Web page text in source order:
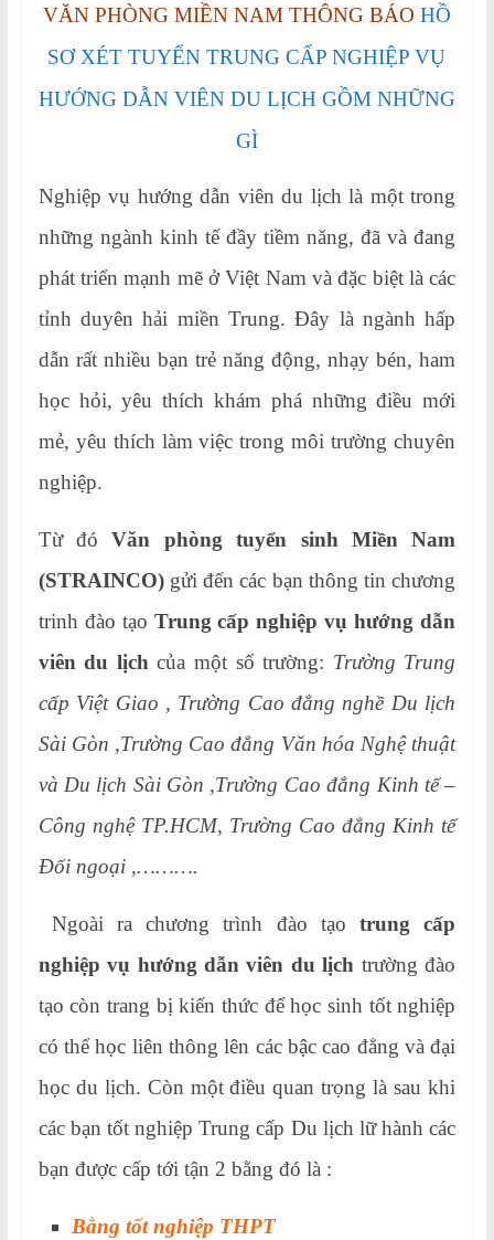
VĂN PHÒNG MIỀN NAM THÔNG BÁO HỒ
SƠ XÉT TUYỂN TRUNG CẤP NGHIỆP VỤ
HƯỚNG DẪN VIÊN DU LỊCH GỒM NHỮNG
GÌ
Nghiệp vụ hướng dẫn viên du lịch là một trong
những ngành kinh tế đầy tiềm năng, đã và đang
phát triển mạnh mẽ ở Việt Nam và đặc biệt là các
tỉnh duyên hải miền Trung. Đây là ngành hấp
dẫn rất nhiều bạn trẻ năng động, nhạy bén, ham
học hỏi, yêu thích khám phá những điều mới
mẻ, yêu thích làm việc trong môi trường chuyên
nghiệp.
Từ đóVăn phòng tuyển sinh Miền Nam
(STRAINCO)gửi đến các bạn thông tin chương
trinh đào tạo Trung cấp nghiệp vụ hướng dẫn
viên du lịchcủa một số trường: Trường Trung
cấp Việt Giao , Trường Cao đẳng nghề Du lịch
Sài Gòn ,Trường Cao đẳng Văn hóa Nghệ thuật
và Du lịch Sài Gòn ,Trường Cao đẳng Kinh tế –
Công nghệ TP.HCM, Trường Cao đẳng Kinh tế
Đối ngoại ,……….
Ngoài ra chương trình đào tạotrung cấp
nghiệp vụ hướng dẫn viên du lịch trường đào
tạo còn trang bị kiến thức để học sinh tốt nghiệp
có thể học liên thông lên các bậc cao đẳng và đại
học du lịch. Còn một điều quan trọng là sau khi
các bạn tốt nghiệp Trung cấp Du lịch lữ hành các
bạn được cấp tới tận 2 bằng đó là :
Bằng tốt nghiệp THPT